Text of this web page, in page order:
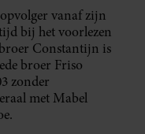
vanaf zijn
bij het voorlezen
Constantijn is
broer Friso
zonder
met Mabel